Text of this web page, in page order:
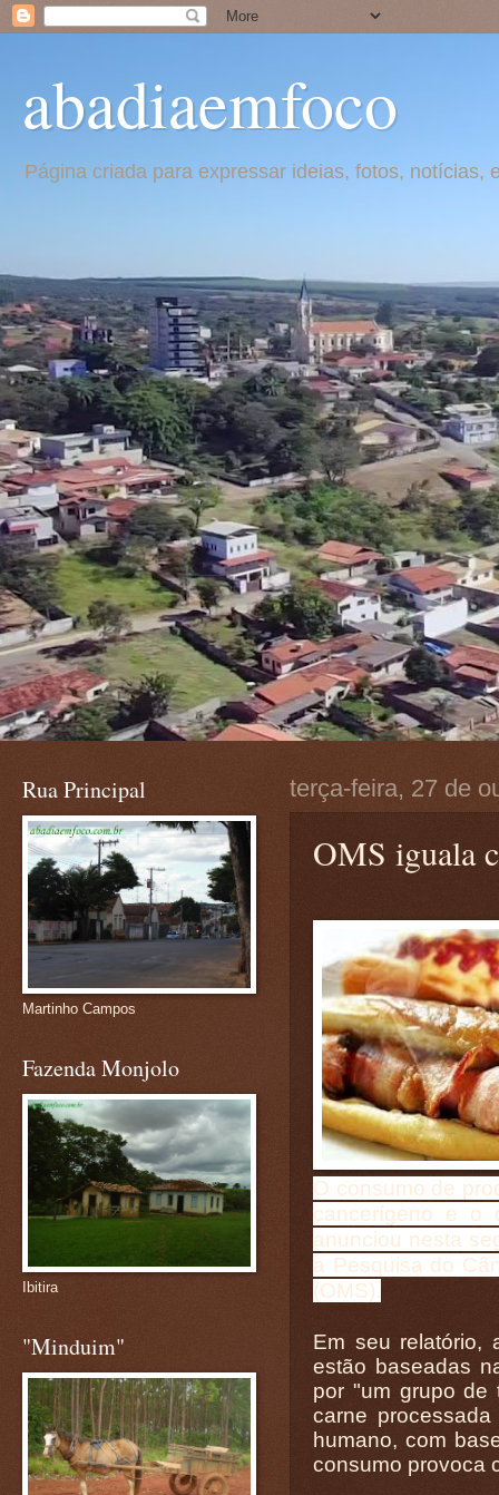
abadiaemfoco
Página criada para expressar ideias, fotos,
terça-feira, 27 de
OMS iguala
O consumo de
cancerígeno e o
anunciou nesta
a Pesquisa do
(OMS).
Em seu relatório,
estão baseadas
por "um grupo de
carne
humano, com
consumo provoca
Rua Principal
Martinho Campos
Fazenda Monjolo
Ibitira
"Minduim"